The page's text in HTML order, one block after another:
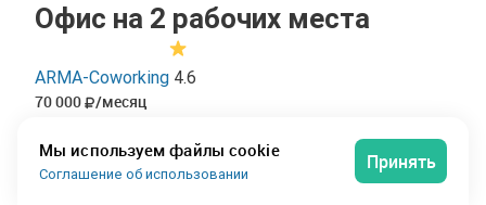
Офис на 2 рабочих места
ARMA-Coworking 4.6
70 000 /месяц
35 000 /месяц
за рабочее место
Мы используем файлы cookie
Соглашение об использовании
Принять